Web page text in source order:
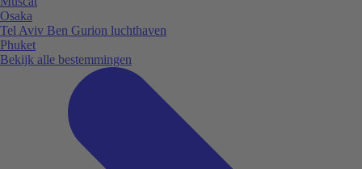
Osaka
Tel Aviv Ben Gurion luchthaven
Phuket
Bekijk alle bestemmingen